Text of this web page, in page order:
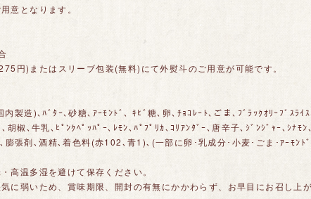
意となります。
円)またはスリーブ包装(無料)にて外熨斗のご用意が可能です。
内製造)､ﾊﾞﾀｰ､砂糖､ｱｰﾓﾝﾄﾞ､ ｷﾋﾞ糖､卵､ﾁｮｺﾚｰﾄ､ごま､ﾌﾞﾗｯｸｵﾘｰﾌﾞｽﾗ
胡椒､牛乳､ﾋﾟﾝｸﾍﾟｯﾊﾟｰ､ﾚﾓﾝ､ﾊﾟﾌﾟﾘｶ､ｺﾘｱﾝﾀﾞｰ､唐辛子､ｼﾞﾝｼﾞｬｰ､ｼﾅﾓ
膨張剤､酒精､着色料(赤102､青1)､(一部に卵･乳成分･小麦･ごま･ｱｰﾓﾝﾄ
高温多湿を避けて保存ください。
に弱いため、賞味期限、開封の有無にかかわらず、お早目にお召し上が